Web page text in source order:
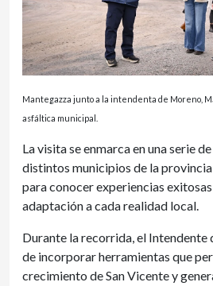
Mantegazza junto a la intendenta de Moreno,
asfáltica municipal.
La visita se enmarca en una serie
distintos municipios de la
para conocer experiencias
adaptación a cada realidad local.
Durante la recorrida, el
de incorporar herramientas que
crecimiento de San Vicente y